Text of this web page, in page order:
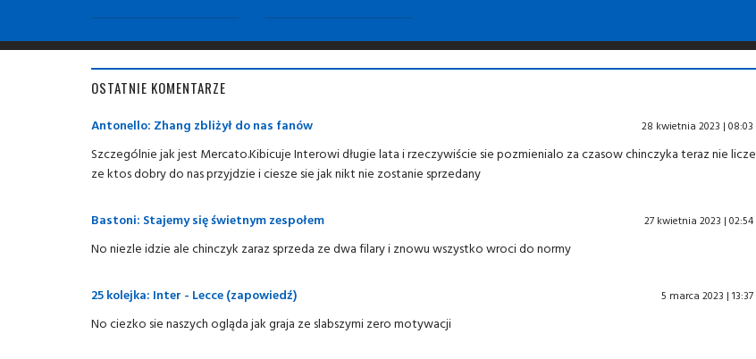
OSTATNIE KOMENTARZE
Antonello: Zhang zbliżył do nas fanów 28 kwietnia 2023 | 08:03
Szczególnie jak jest Mercato.Kibicuje Interowi długie lata i rzeczywiście sie pozmienialo za czasow chinczyka teraz nie licze
ze ktos dobry do nas przyjdzie i ciesze sie jak nikt nie zostanie sprzedany
Bastoni: Stajemy się świetnym zespołem 27 kwietnia 2023 | 02:54
No niezle idzie ale chinczyk zaraz sprzeda ze dwa filary i znowu wszystko wroci do normy
25 kolejka: Inter - Lecce (zapowiedź) 5 marca 2023 | 13:37
No ciezko sie naszych ogląda jak graja ze slabszymi zero motywacji